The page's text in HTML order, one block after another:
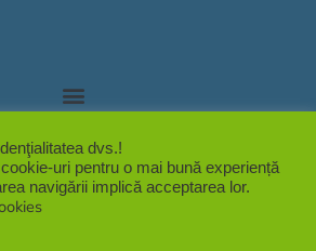
CARACTER PERSONAL
dvs.!
uri pentru o mai bună experiență
navigării implică acceptarea lor.